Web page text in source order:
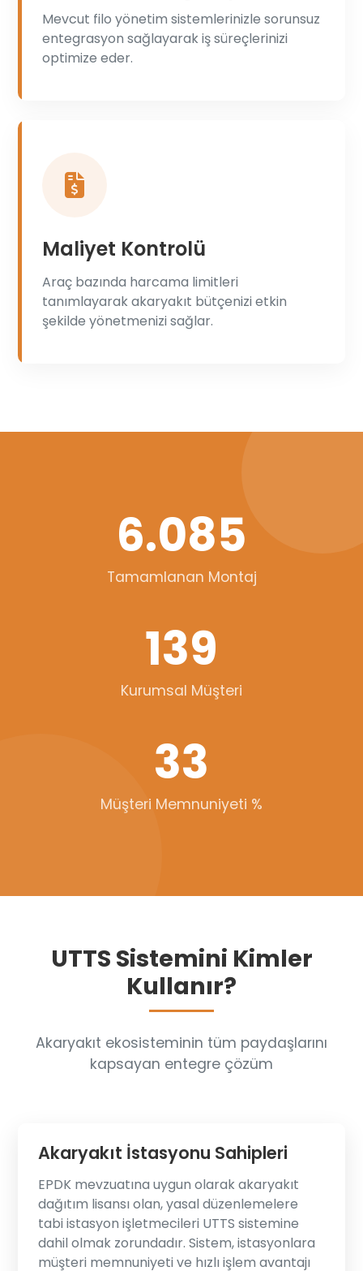
Mevcut filo yönetim sistemlerinizle sorunsuz
entegrasyon sağlayarak iş süreçlerinizi
optimize eder.
Maliyet Kontrolü
Araç bazında harcama limitleri
tanımlayarak akaryakıt bütçenizi etkin
şekilde yönetmenizi sağlar.
6.085
Tamamlanan Montaj
139
Kurumsal Müşteri
33
Müşteri Memnuniyeti %
UTTS Sistemini Kimler
Kullanır?
Akaryakıt ekosisteminin tüm paydaşlarını
kapsayan entegre çözüm
Akaryakıt İstasyonu Sahipleri
EPDK mevzuatına uygun olarak akaryakıt
dağıtım lisansı olan, yasal düzenlemelere
tabi istasyon işletmecileri UTTS sistemine
dahil olmak zorundadır. Sistem, istasyonlara
müşteri memnuniyeti ve hızlı işlem avantajı